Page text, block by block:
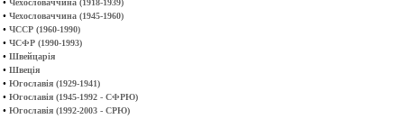
Чехословаччина (1918-1939)
• Чехословаччина (1945-1960)
• ЧССР (1960-1990)
• ЧСФР (1990-1993)
• Швейцарія
• Швеція
• Югославія (1929-1941)
• Югославія (1945-1992 - СФРЮ)
• Югославія (1992-2003 - СРЮ)